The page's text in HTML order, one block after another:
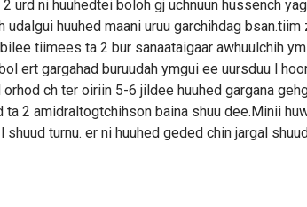
urd ni huuhedtei boloh gj uchnuun hussench
udalgui huuhed maani uruu garchihdag
tiimees ta 2 bur sanaataigaar awhuulchih
ert gargahad buruudah ymgui ee uursduu l
orhod ch ter oiriin 5-6 jildee huuhed gargana
ta 2 amidraltogtchihson baina shuu dee.Minii
turnu. er ni huuhed geded chin jargal